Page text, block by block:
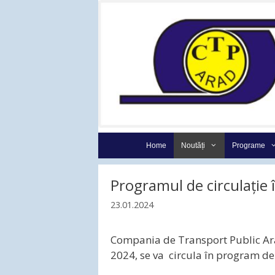
Home Noutăți Programe
Programul de circulaţie
23.01.2024
Compania de Transport Public
2024, se va circula în program